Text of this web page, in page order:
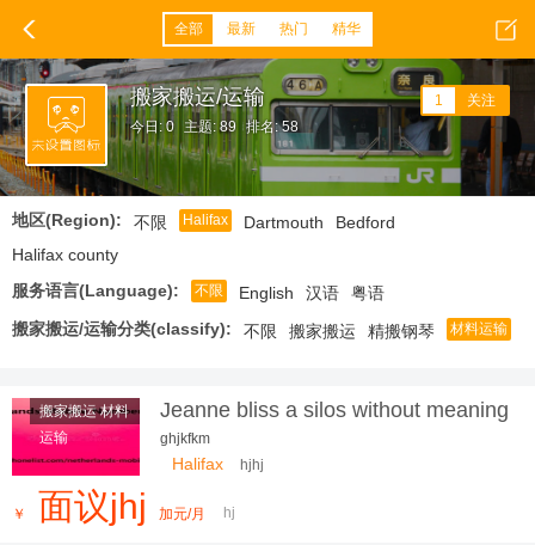
全部 最新 热门 精华
搬家搬运/运输
今日: 0 主题: 89 排名: 58
1 关注
地区(Region): 不限 Halifax Dartmouth
Bedford
Halifax county
服务语言(Language):
不限 English 汉语
粤语
搬家搬运/运输分类(classify):
不限 搬家搬运 精搬钢琴 材料运输
搬家搬运 材料
运输
Jeanne bliss a silos without meaning
a problem
ghjkfkm
Halifax hjhj
￥ 面议jhj 加元/月 hj